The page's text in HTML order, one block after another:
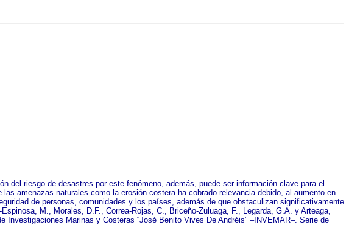
del riesgo de desastres por este fenómeno, además, puede ser información clave para el
amenazas naturales como la erosión costera ha cobrado relevancia debido, al aumento en
de personas, comunidades y los países, además de que obstaculizan significativamente
M., Morales, D.F., Correa-Rojas, C., Briceño-Zuluaga, F., Legarda, G.A. y Arteaga,
Marinas y Costeras “José Benito Vives De Andréis” –INVEMAR–. Serie de